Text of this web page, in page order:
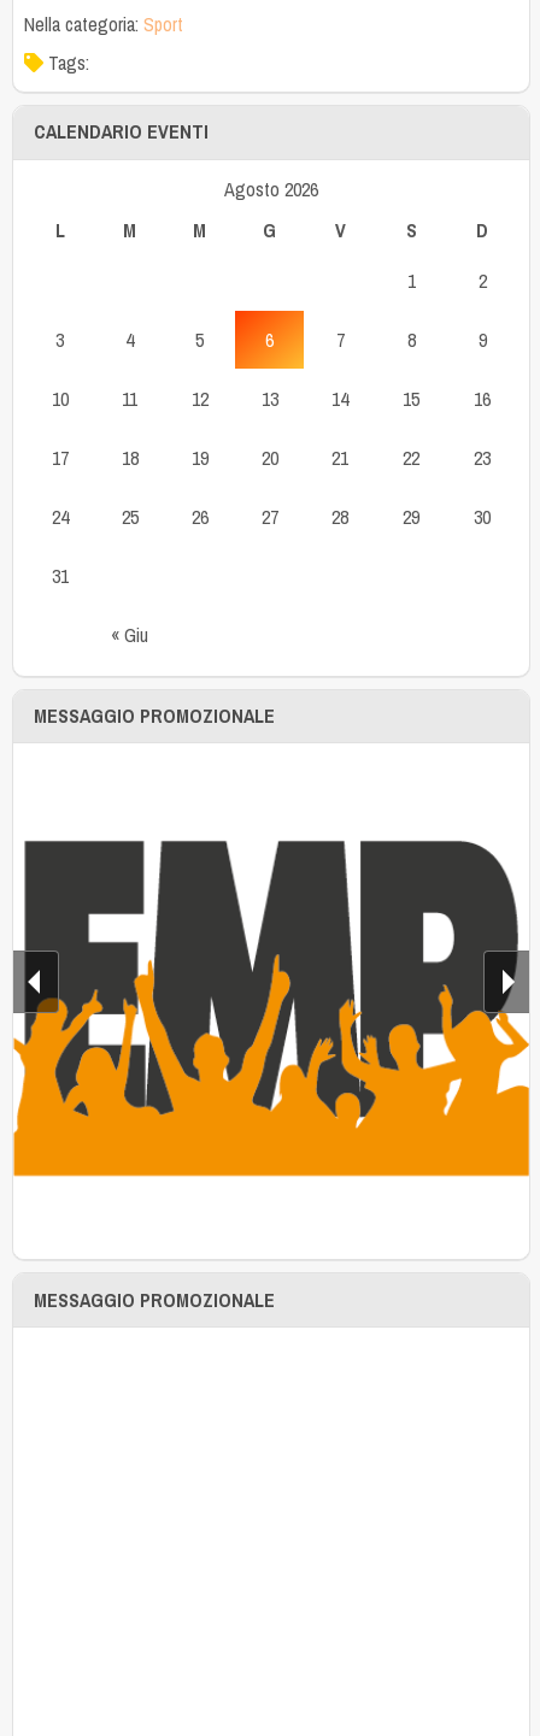
Nella categoria: Sport
Tags:
CALENDARIO EVENTI
Agosto 2026
L
M M G V S D
« Giu
1 2
3 4 5 6 7 8 9
10 11 12 13 14 15 16
17 18 19 20 21 22 23
24 25 26 27 28 29 30
31
MESSAGGIO PROMOZIONALE
MESSAGGIO PROMOZIONALE